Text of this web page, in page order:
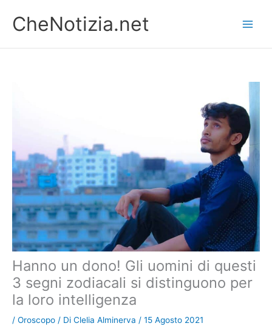
contenuto
CheNotizia.net
Hanno un dono! Gli uomini di questi
3 segni zodiacali si distinguono per
la loro intelligenza
/ Oroscopo / Di Clelia Alminerva / 15 Agosto 2021